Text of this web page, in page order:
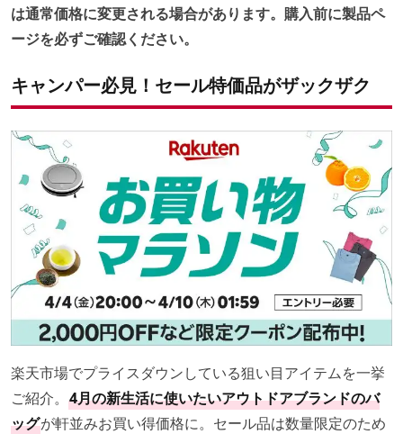
は通常価格に変更される場合があります。購入前に製品ペ
ージを必ずご確認ください。
キャンパー必見！セール特価品がザックザク
楽天市場でプライスダウンしている狙い目アイテムを一挙
ご紹介。 4月の新生活に使いたいアウトドアブランドのバ
ッグが軒並みお買い得価格に。セール品は数量限定のため